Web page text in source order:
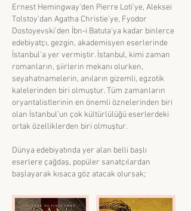
Ernest Hemingway’den Pierre Loti’ye, Aleksei
Tolstoy’dan Agatha Christie’ye, Fyodor
Dostoyevski’den İbn-i Batuta’ya kadar binlerce
edebiyatçı, gezgin, akademisyen eserlerinde
İstanbul’a yer vermiştir. İstanbul, kimi zaman
romanların, şiirlerin mekanı olurken,
seyahatnamelerin, anıların gizemli, egzotik
kalelerinden biri olmuştur. Tüm zamanların
oryantalistlerinin en önemli öznelerinden biri
olan İstanbul’un çok kültürlülüğü eserlerdeki
ortak özelliklerden biri olmuştur.
Dünya edebiyatında yer alan belli başlı
eserlere çağdaş, popüler sanatçılardan
başlayarak kısaca göz atacak olursak;